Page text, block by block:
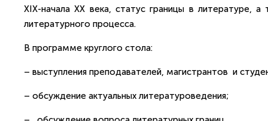
XIX-начала XX века, статус границы в литературе,
литературного процесса.
В программе круглого стола:
– выступления преподавателей, магистрантов и
– обсуждение актуальных литературоведения;